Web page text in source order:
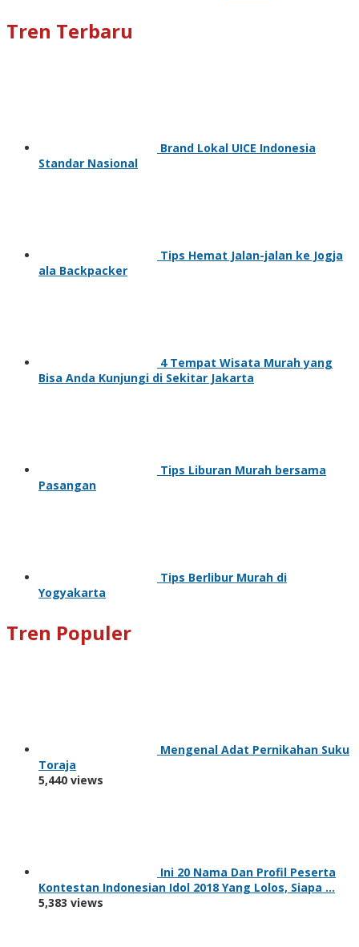
Tren Terbaru
Brand Lokal UICE Indonesia
Standar Nasional
Tips Hemat Jalan-jalan ke Jogja
ala Backpacker
4 Tempat Wisata Murah yang
Bisa Anda Kunjungi di Sekitar Jakarta
Tips Liburan Murah bersama
Pasangan
Tips Berlibur Murah di
Yogyakarta
Tren Populer
Mengenal Adat Pernikahan Suku
Toraja
5,440 views
Ini 20 Nama Dan Profil Peserta
Kontestan Indonesian Idol 2018 Yang Lolos, Siapa …
5,383 views